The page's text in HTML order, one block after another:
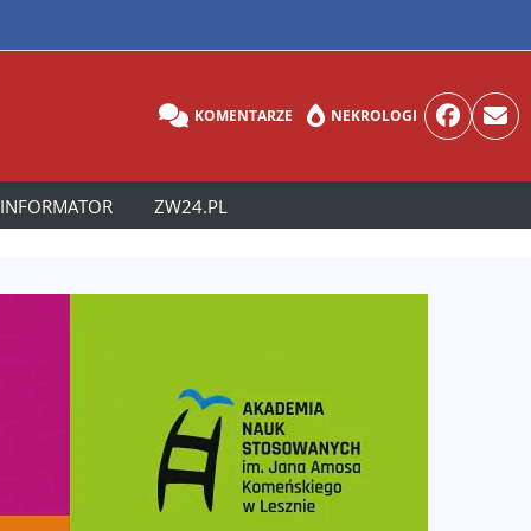
KOMENTARZE NEKROLOGI
INFORMATOR ZW24.PL